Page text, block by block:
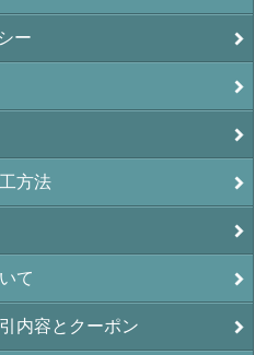
ー
方法
て
内容とクーポン